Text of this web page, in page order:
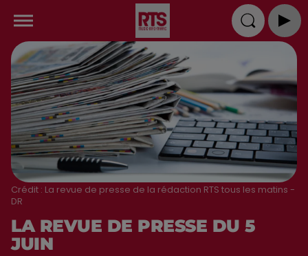
Crédit : La revue de presse de la rédaction RTS tous les matins -
DR
LA REVUE DE PRESSE DU 5
JUIN